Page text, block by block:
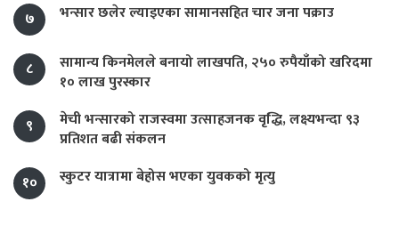
७ भन्सार छलेर ल्याइएका सामानसहित चार जना पक्राउ
८
सामान्य किनमेलले बनायो लाखपति, २५० रुपैयाँको खरिदमा
१० लाख पुरस्कार
९
मेची भन्सारको राजस्वमा उत्साहजनक वृद्धि, लक्ष्यभन्दा ९३
प्रतिशत बढी संकलन
१०
स्कुटर यात्रामा बेहोस भएका युवकको मृत्यु